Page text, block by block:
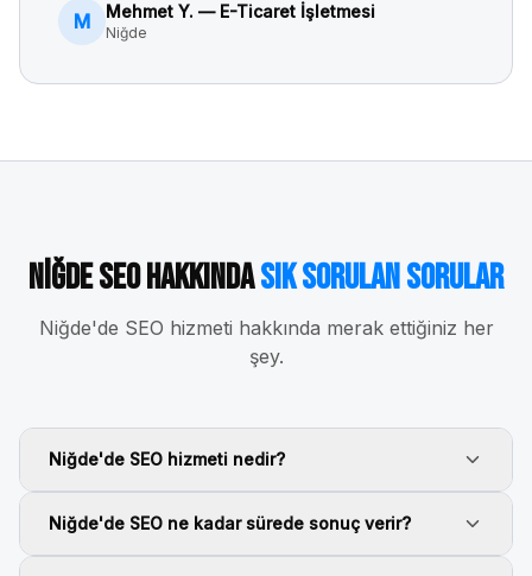
M Mehmet Y. — E-Ticaret İşletmesi
Niğde
NiğdeSEO HakkındaSık Sorulan Sorular
Niğde'de SEO hizmeti hakkında merak ettiğiniz her
şey.
Niğde'de SEO hizmeti nedir?
Niğde'de SEO ne kadar sürede sonuç verir?